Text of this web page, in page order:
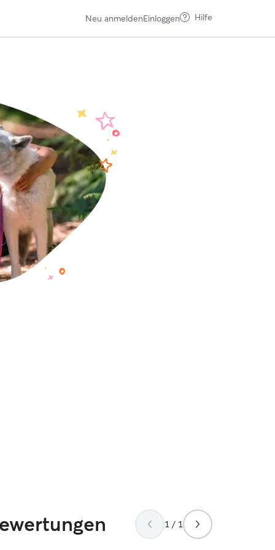
Neu anmeldenEinloggen Hilfe
1 / 1